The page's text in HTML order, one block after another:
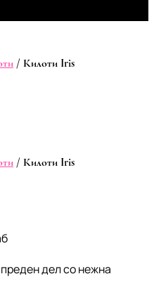
/ Килоти Iris
/ Килоти Iris
дел со нежна